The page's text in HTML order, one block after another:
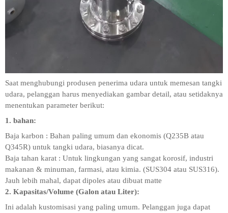
Saat menghubungi produsen penerima udara untuk memesan tangki
udara, pelanggan harus menyediakan gambar detail, atau setidaknya
menentukan parameter berikut:
1. bahan:
Baja karbon : Bahan paling umum dan ekonomis (Q235B atau
Q345R) untuk tangki udara, biasanya dicat.
Baja tahan karat : Untuk lingkungan yang sangat korosif, industri
makanan & minuman, farmasi, atau kimia. (SUS304 atau SUS316).
Jauh lebih mahal, dapat dipoles atau dibuat matte
2. Kapasitas/Volume (Galon atau Liter):
Ini adalah kustomisasi yang paling umum. Pelanggan juga dapat